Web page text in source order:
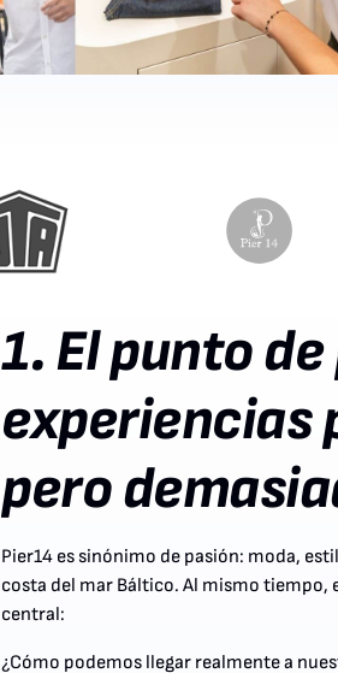
1. El punto
experiencias
pero
Pier14 es sinónimo de pasión: moda,
costa del mar Báltico. Al mismo
central:
¿Cómo podemos llegar realmente a